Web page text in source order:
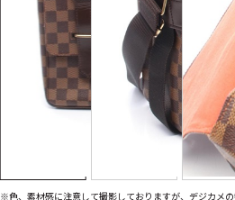
※色、素材感に注意して撮影しておりますが、デジカメ